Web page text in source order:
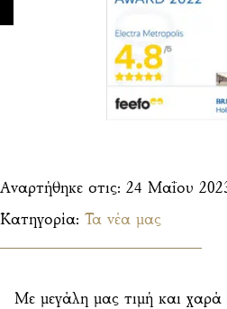
Αναρτήθηκε στις: 24 Μαΐου
Κατηγορία: Τα νέα μας
Με μεγάλη μας τιμή και χαρά